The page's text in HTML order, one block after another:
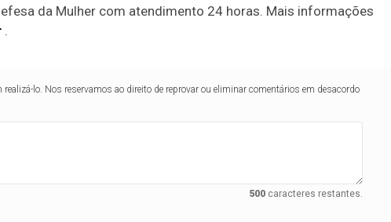
da Mulher com atendimento 24 horas. Mais informações
.
lo. Nos reservamos ao direito de reprovar ou eliminar comentários em desacordo
500caracteres restantes.